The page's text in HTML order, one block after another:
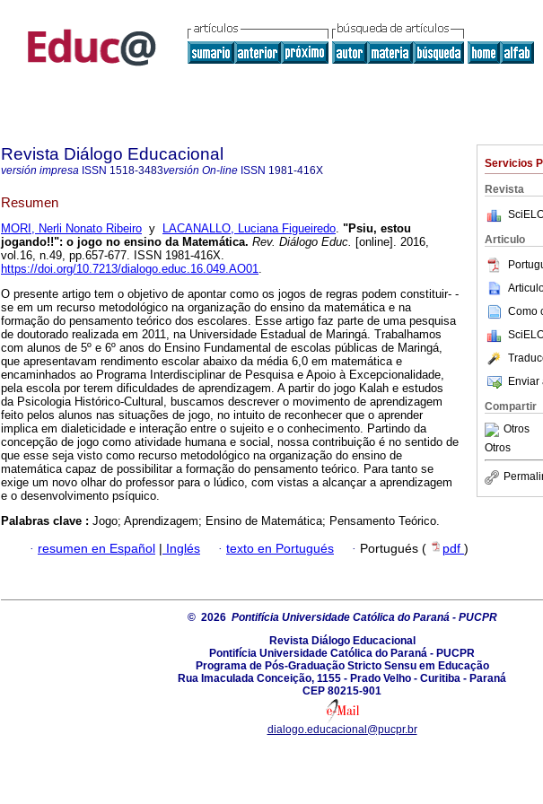
Servicios
Revista
Articulo
Como
Enviar
Compartir
Otros
Otros
Revista Diálogo Educacional
versión impresa ISSN 1518-3483versión On-line ISSN 1981-416X
Resumen
MORI, Nerli Nonato Ribeiro y LACANALLO, Luciana Figueiredo. "Psiu, estou
jogando!!": o jogo no ensino da Matemática. Rev. Diálogo Educ. [online]. 2016,
vol.16, n.49, pp.657-677. ISSN 1981-416X.
https://doi.org/10.7213/dialogo.educ.16.049.AO01.
O presente artigo tem o objetivo de apontar como os jogos de regras podem constituir- -
se em um recurso metodológico na organização do ensino da matemática e na
formação do pensamento teórico dos escolares. Esse artigo faz parte de uma pesquisa
de doutorado realizada em 2011, na Universidade Estadual de Maringá. Trabalhamos
com alunos de 5º e 6º anos do Ensino Fundamental de escolas públicas de Maringá,
que apresentavam rendimento escolar abaixo da média 6,0 em matemática e
encaminhados ao Programa Interdisciplinar de Pesquisa e Apoio à Excepcionalidade,
pela escola por terem dificuldades de aprendizagem. A partir do jogo Kalah e estudos
da Psicologia Histórico-Cultural, buscamos descrever o movimento de aprendizagem
feito pelos alunos nas situações de jogo, no intuito de reconhecer que o aprender
implica em dialeticidade e interação entre o sujeito e o conhecimento. Partindo da
concepção de jogo como atividade humana e social, nossa contribuição é no sentido de
que esse seja visto como recurso metodológico na organização do ensino de
matemática capaz de possibilitar a formação do pensamento teórico. Para tanto se
exige um novo olhar do professor para o lúdico, com vistas a alcançar a aprendizagem
e o desenvolvimento psíquico.
Palabras clave : Jogo; Aprendizagem; Ensino de Matemática; Pensamento Teórico.
· resumen en Español | Inglés · texto en Portugués · Portugués ( pdf )
© 2026 Pontifícia Universidade Católica do Paraná - PUCPR
Revista Diálogo Educacional
Pontifícia Universidade Católica do Paraná - PUCPR
Programa de Pós-Graduação Stricto Sensu em Educação
Rua Imaculada Conceição, 1155 - Prado Velho - Curitiba - Paraná
CEP 80215-901
dialogo.educacional@pucpr.br